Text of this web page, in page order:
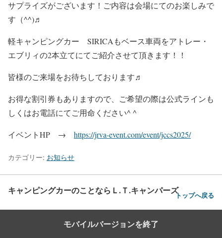
サプライズがございます！ご内容は会場にてのお楽しみで
す（^^)♬
軽キャンピングカー SIRICAもベース車両をアトレー・
エブリィの2本立てにてご紹介させて頂きます！！
皆様のご来場をお待ちしております♬
お得な割引券もありますので、ご希望の際は公式ラインも
しくはお電話にてご用命ください^ ^
イベントHP → https://jrva-event.com/event/jccs2025/
カテゴリー: お知らせ
キャンピングカーのことならＬ.Ｔ.キャンパーズトップへ戻る
モバイルバージョンを終了